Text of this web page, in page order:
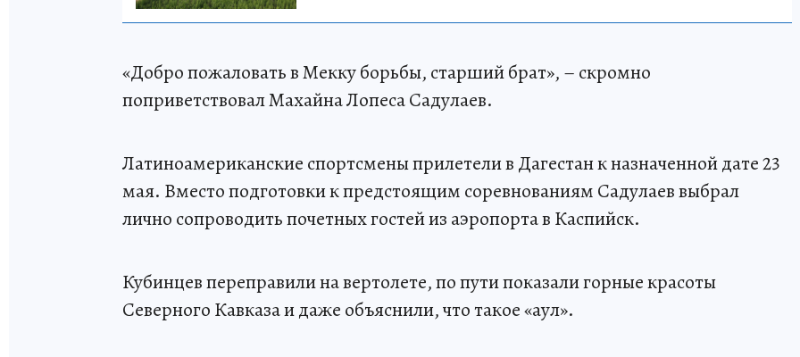
«Добро пожаловать в Мекку борьбы, старший брат», – скромно
поприветствовал Махайна Лопеса Садулаев.
Латиноамериканские спортсмены прилетели в Дагестан к назначенной дате 23
мая. Вместо подготовки к предстоящим соревнованиям Садулаев выбрал
лично сопроводить почетных гостей из аэропорта в Каспийск.
Кубинцев переправили на вертолете, по пути показали горные красоты
Северного Кавказа и даже объяснили, что такое «аул».